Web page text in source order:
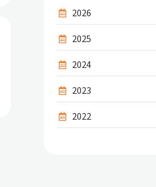
2026
2025
2024
2023
2022